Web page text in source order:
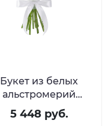
Букет из белых
альстромерий
«С.нежно»
5 448 руб.